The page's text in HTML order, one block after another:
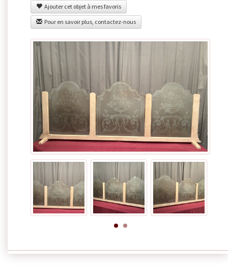
Ajouter cet objet à mes favoris
Pour en savoir plus, contactez-nous